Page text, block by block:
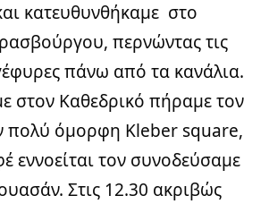
κατευθυνθήκαμε στο
περνώντας τις
πάνω από τα κανάλια.
στον Καθεδρικό πήραμε τον
πολύ όμορφη Kleber square,
εννοείται τον συνοδεύσαμε
Στις 12.30 ακριβώς